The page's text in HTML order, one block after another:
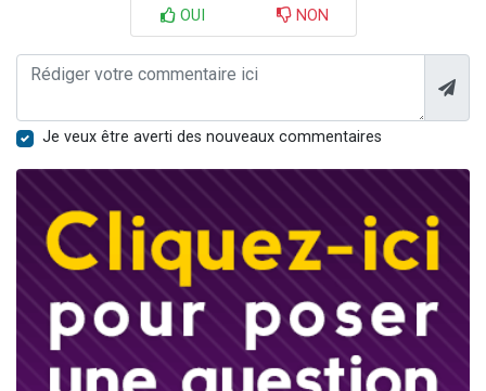
OUI NON
Je veux être averti des nouveaux commentaires